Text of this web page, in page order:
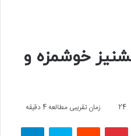
خوشمزه و
24 زمان تقریبی مطالعه 4 دقیقه
پینتریست اسکایپ